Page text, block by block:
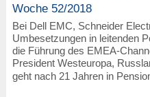
Woche 52/2018
Bei Dell EMC, Schneider
Umbesetzungen in leitenden
die Führung des EMEA-
President Westeuropa,
geht nach 21 Jahren in